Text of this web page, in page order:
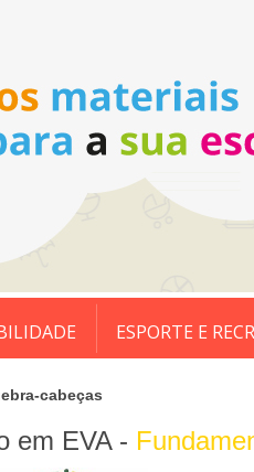
ESPORTE E
cabeças
em EVA -